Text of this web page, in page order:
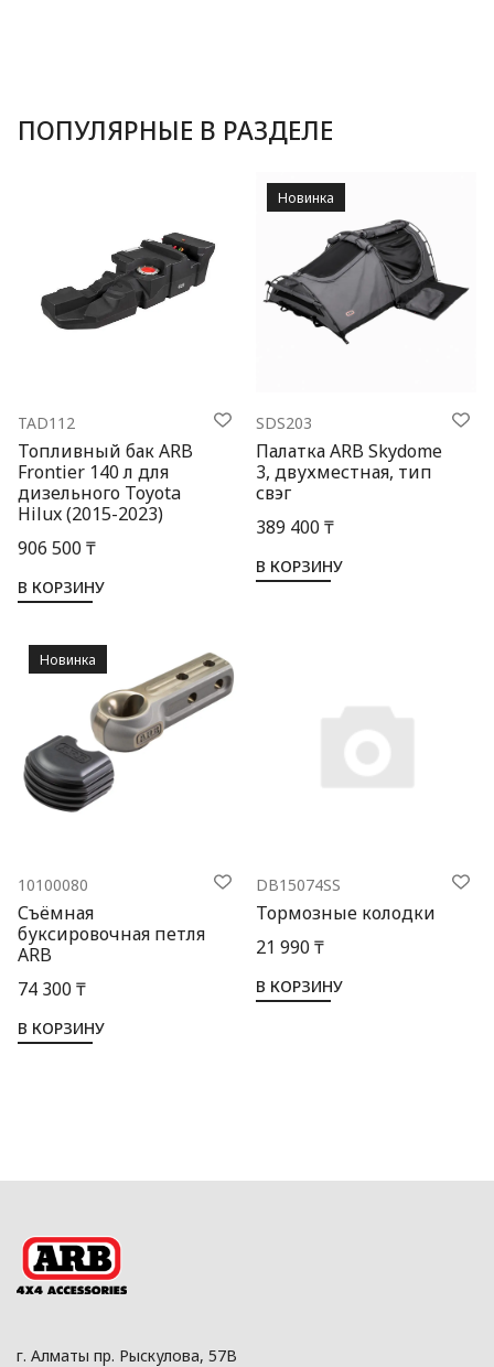
ПОПУЛЯРНЫЕ В РАЗДЕЛЕ
TAD112
Топливный бак ARB
Frontier 140 л для
дизельного Toyota
Hilux (2015-2023)
906 500 ₸
В КОРЗИНУ
SDS203
Палатка ARB Skydome
3, двухместная, тип
свэг
389 400 ₸
В КОРЗИНУ
Новинка
10100080
Съёмная
буксировочная петля
ARB
74 300 ₸
В КОРЗИНУ
Новинка
DB15074SS
Тормозные колодки
21 990 ₸
В КОРЗИНУ
г. Алматы пр. Рыскулова, 57В